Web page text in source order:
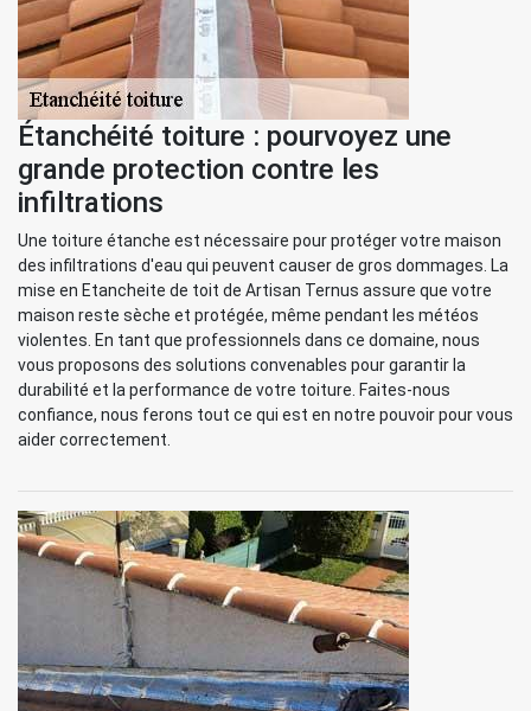
Étanchéité toiture : pourvoyez une
grande protection contre les
infiltrations
Une toiture étanche est nécessaire pour protéger votre maison
des infiltrations d'eau qui peuvent causer de gros dommages. La
mise en Etancheite de toit de Artisan Ternus assure que votre
maison reste sèche et protégée, même pendant les météos
violentes. En tant que professionnels dans ce domaine, nous
vous proposons des solutions convenables pour garantir la
durabilité et la performance de votre toiture. Faites-nous
confiance, nous ferons tout ce qui est en notre pouvoir pour vous
aider correctement.